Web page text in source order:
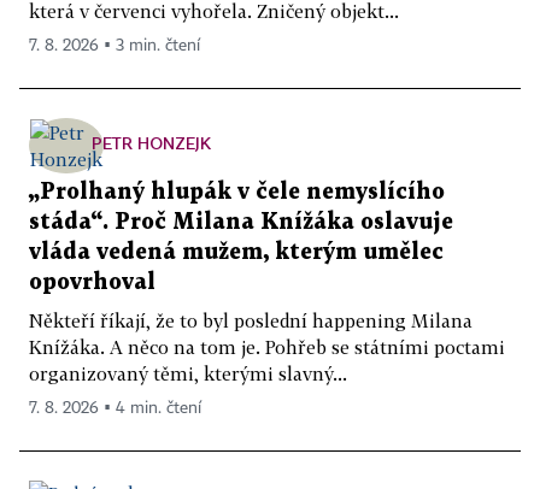
která v červenci vyhořela. Zničený objekt...
7. 8. 2026 ▪ 3 min. čtení
PETR HONZEJK
„Prolhaný hlupák v čele nemyslícího
stáda“. Proč Milana Knížáka oslavuje
vláda vedená mužem, kterým umělec
opovrhoval
Někteří říkají, že to byl poslední happening Milana
Knížáka. A něco na tom je. Pohřeb se státními poctami
organizovaný těmi, kterými slavný...
7. 8. 2026 ▪ 4 min. čtení